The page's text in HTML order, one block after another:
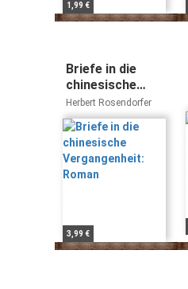
1,99 €
Briefe in die
chinesische
Vergangenheit:
Roman
Herbert Rosendorfer
3,99 €